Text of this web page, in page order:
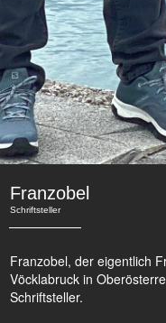
Franzobel
Schriftsteller
Franzobel, der eigentlich
Vöcklabruck in
Schriftsteller.